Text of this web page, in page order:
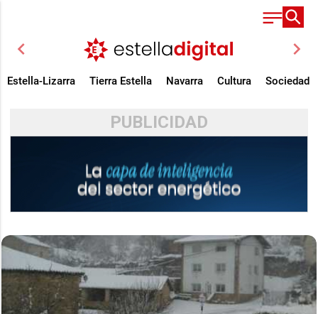
chevron_left chevron_right
Estella-Lizarra Tierra Estella Navarra Cultura Sociedad
PUBLICIDAD